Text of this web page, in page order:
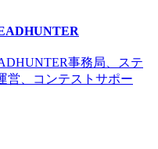
事務局、ステ
営、コンテストサポー